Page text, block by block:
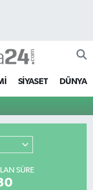
SİYASET DÜNYA
SÜRE
Fikstür